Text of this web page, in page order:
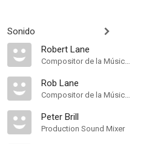
Sonido
Robert Lane
Compositor de la Música Original
Rob Lane
Compositor de la Música Original
Peter Brill
Production Sound Mixer